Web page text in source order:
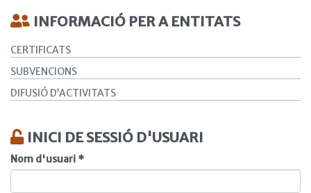
INFORMACIÓ PER A ENTITATS
CERTIFICATS
SUBVENCIONS
DIFUSIÓ D’ACTIVITATS
INICI DE SESSIÓ D'USUARI
Nom d'usuari *